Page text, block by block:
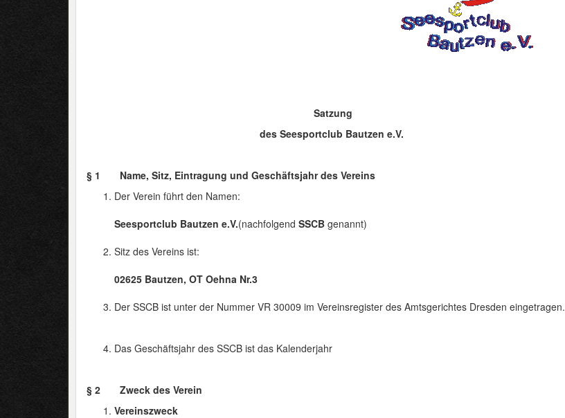
Satzung
des Seesportclub Bautzen e.V.
§ 1 Name, Sitz, Eintragung und Geschäftsjahr des Vereins
Der Verein führt den Namen:
Seesportclub Bautzen e.V.(nachfolgend SSCB genannt)
Sitz des Vereins ist:
02625 Bautzen, OT Oehna Nr.3
Der SSCB ist unter der Nummer VR 30009 im Vereinsregister des Amtsgerichtes Dresden eingetragen.
Das Geschäftsjahr des SSCB ist das Kalenderjahr
§ 2 Zweck des Verein
Vereinszweck